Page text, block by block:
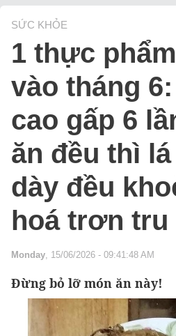
SỨC KHỎE
1 thực
vào tháng
cao gấp 6
ăn đều thì
dày đều
hoá trơn tru
Monday, 15/06/2026 - 09:41:48 AM
Đừng bỏ lỡ món ăn này!